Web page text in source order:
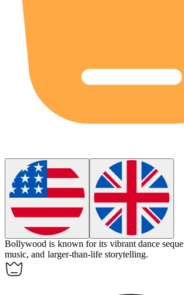
Bollywood is known for its vibrant dance
music, and larger-than-life storytelling.